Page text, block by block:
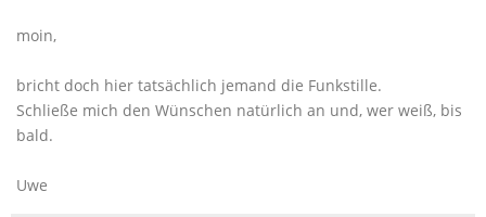
moin,
bricht doch hier tatsächlich jemand die Funkstille.
Schließe mich den Wünschen natürlich an und, wer weiß, bis
bald.
Uwe